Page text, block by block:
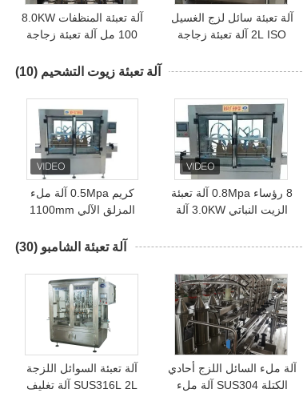
آلة تعبئة المنظفات 8.0KW
100 مل آلة تعبئة زجاجة
آلة تعبئة سائل لزج الغسيل
2L ISO آلة تعبئة زجاجة
آلة تعبئة زيوت التشحيم (10)
كريم 0.5Mpa آلة ملء
المزلق الآلي 1100mm
8 رؤساء 0.8Mpa آلة تعبئة
الزيت النباتي 3.0KW آلة
آلة تعبئة الشامبو (30)
آلة تعبئة السوائل اللزجة
SUS316L 2L آلة تغليف
آلة ملء السائل اللزج أحادي
الكتلة SUS304 آلة ملء